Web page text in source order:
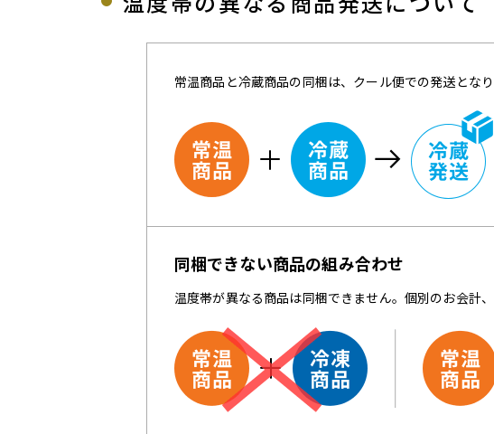
常温商品と冷蔵商品の同梱は、クール便での発送となり
同梱できない商品の組み合わせ
温度帯が異なる商品は同梱できません。個別のお会計、